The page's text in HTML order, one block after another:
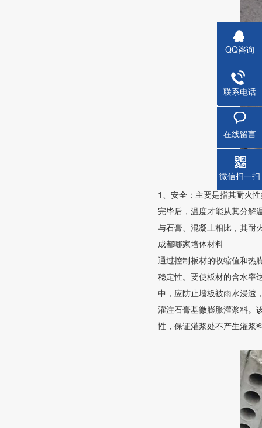
1、安全：主要是指其耐火
完毕后，温度才能从其分解
与石膏、混凝土相比，其耐
成都哪家墙体材料
通过控制板材的收缩值和热
稳定性。要使板材的含水率
中，应防止墙板被雨水浸透
灌注石膏基微膨胀灌浆料。
性，保证灌浆处不产生灌浆
QQ咨询
联系电话
蒸压钢
在线留言
微信扫一扫